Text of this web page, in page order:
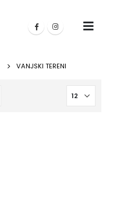
VANJSKI TERENI